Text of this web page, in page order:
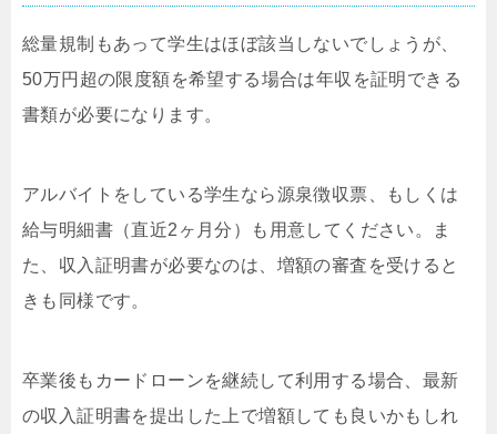
総量規制もあって学生はほぼ該当しないでしょうが、
50万円超の限度額を希望する場合は年収を証明できる
書類が必要になります。
アルバイトをしている学生なら源泉徴収票、もしくは
給与明細書（直近2ヶ月分）も用意してください。ま
た、収入証明書が必要なのは、増額の審査を受けると
きも同様です。
卒業後もカードローンを継続して利用する場合、最新
の収入証明書を提出した上で増額しても良いかもしれ